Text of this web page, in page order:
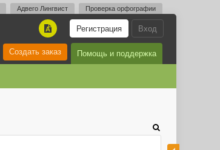
Адвего Лингвист Проверка орфографии
Вход
Регистрация
A
Помощь и поддержка
Создать заказ